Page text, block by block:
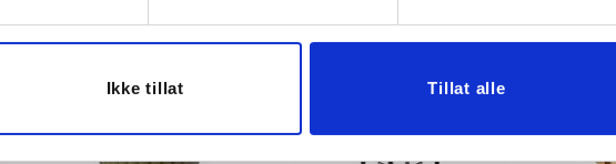
Ikke tillat Tillat alle